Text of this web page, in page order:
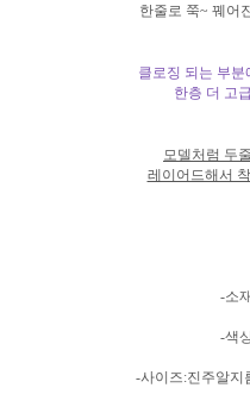
한줄로 쭉~ 꿰어
클로징 되는 부분
한층 더 고
모델처럼 두
레이어드해서
-소
-색
-사이즈:진주알지